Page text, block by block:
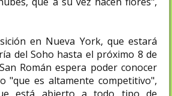
en Nueva York, que estará
del Soho hasta el próximo 8 de
Román espera poder conocer
"que es altamente competitivo",